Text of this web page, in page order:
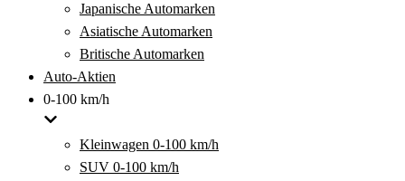
Japanische Automarken
Asiatische Automarken
Britische Automarken
Auto-Aktien
0-100 km/h
Kleinwagen 0-100 km/h
SUV 0-100 km/h